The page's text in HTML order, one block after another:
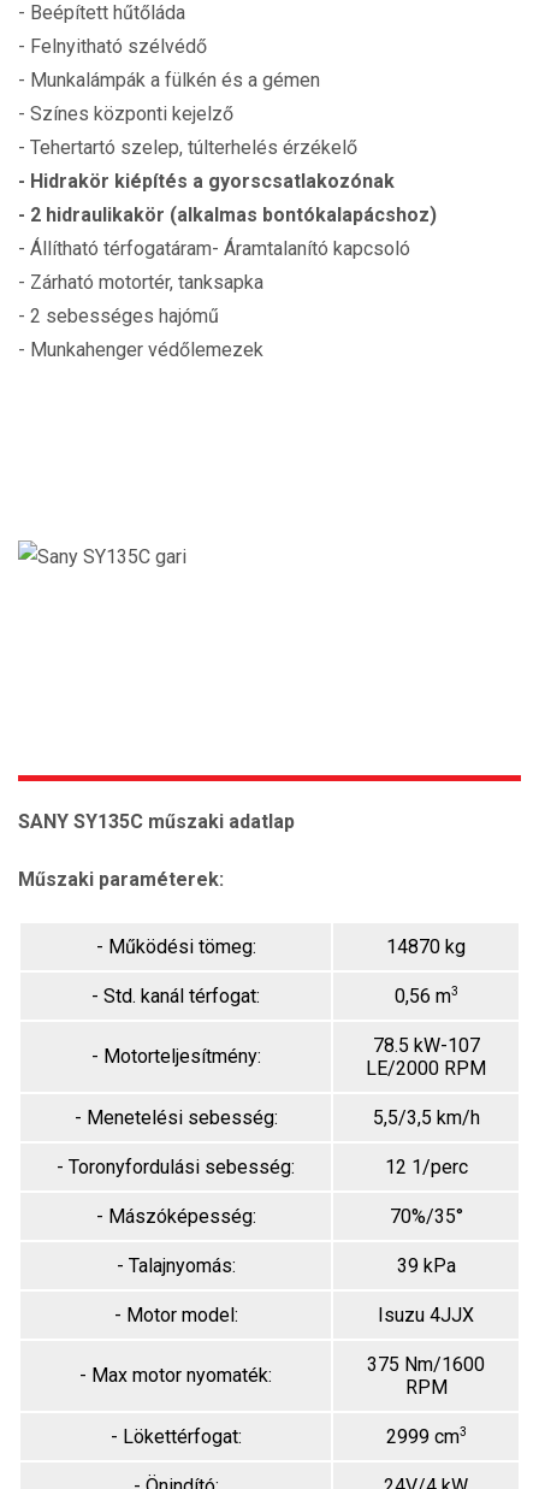
- Beépített hűtőláda
- Felnyitható szélvédő
- Munkalámpák a fülkén és a gémen
- Színes központi kejelző
- Tehertartó szelep, túlterhelés érzékelő
- Hidrakör kiépítés a gyorscsatlakozónak
- 2 hidraulikakör (alkalmas bontókalapácshoz)
- Állítható térfogatáram- Áramtalanító kapcsoló
- Zárható motortér, tanksapka
- 2 sebességes hajómű
- Munkahenger védőlemezek
SANY SY135C műszaki adatlap
Műszaki paraméterek:
- Működési tömeg: 14870 kg
- Std. kanál térfogat: 0,56 m3
- Motorteljesítmény:
78.5 kW-107
LE/2000 RPM
- Menetelési sebesség: 5,5/3,5 km/h
- Toronyfordulási sebesség: 12 1/perc
- Mászóképesség: 70%/35°
- Talajnyomás: 39 kPa
- Motor model: Isuzu 4JJX
- Max motor nyomaték:
375 Nm/1600
RPM
- Lökettérfogat: 2999 cm3